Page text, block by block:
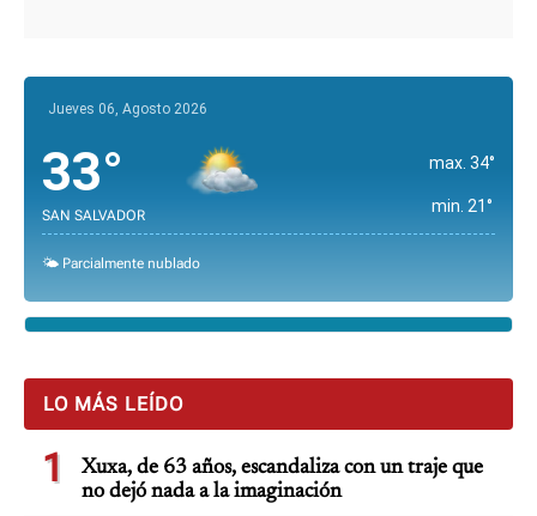
Jueves 06, Agosto 2026
33°
SAN SALVADOR
max. 34°
min. 21°
🌤️ Parcialmente nublado
LO MÁS LEÍDO
1
Xuxa, de 63 años, escandaliza con un traje que
no dejó nada a la imaginación